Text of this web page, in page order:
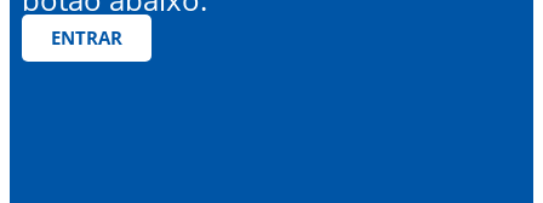
ENTRAR